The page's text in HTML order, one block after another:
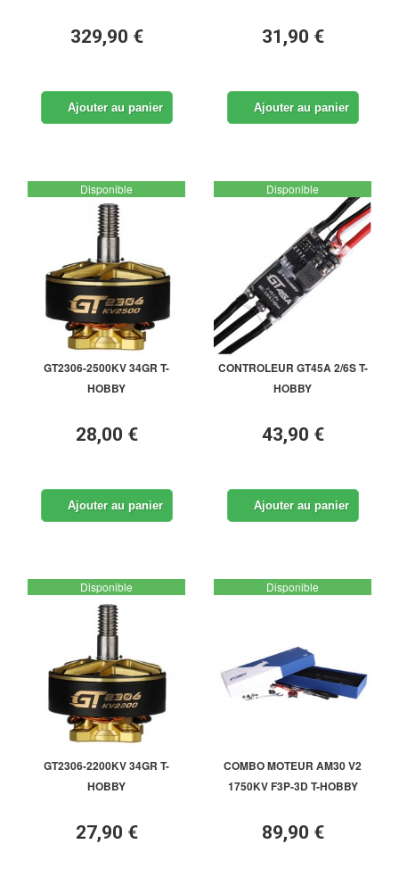
329,90 €
Ajouter au panier
31,90 €
Ajouter au panier
Disponible
GT2306-2500KV 34GR T-
HOBBY
28,00 €
Ajouter au panier
Disponible
CONTROLEUR GT45A 2/6S T-
HOBBY
43,90 €
Ajouter au panier
Disponible
GT2306-2200KV 34GR T-
HOBBY
27,90 €
Disponible
COMBO MOTEUR AM30 V2
1750KV F3P-3D T-HOBBY
89,90 €